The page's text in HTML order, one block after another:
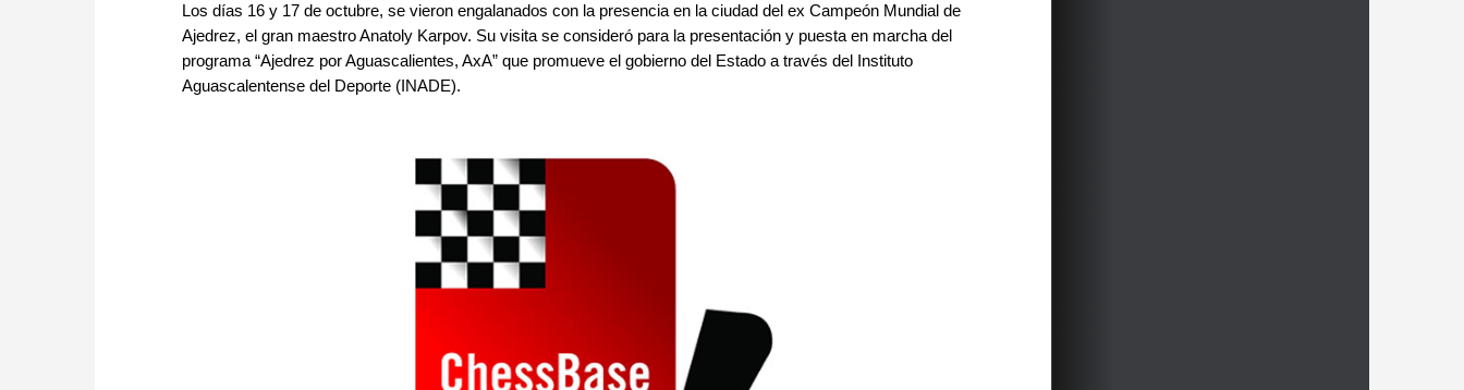
Los días 16 y 17 de octubre, se vieron engalanados con la presencia en la ciudad del ex Campeón Mundial de
Ajedrez, el gran maestro Anatoly Karpov. Su visita se consideró para la presentación y puesta en marcha del
programa “Ajedrez por Aguascalientes, AxA” que promueve el gobierno del Estado a través del Instituto
Aguascalentense del Deporte (INADE).